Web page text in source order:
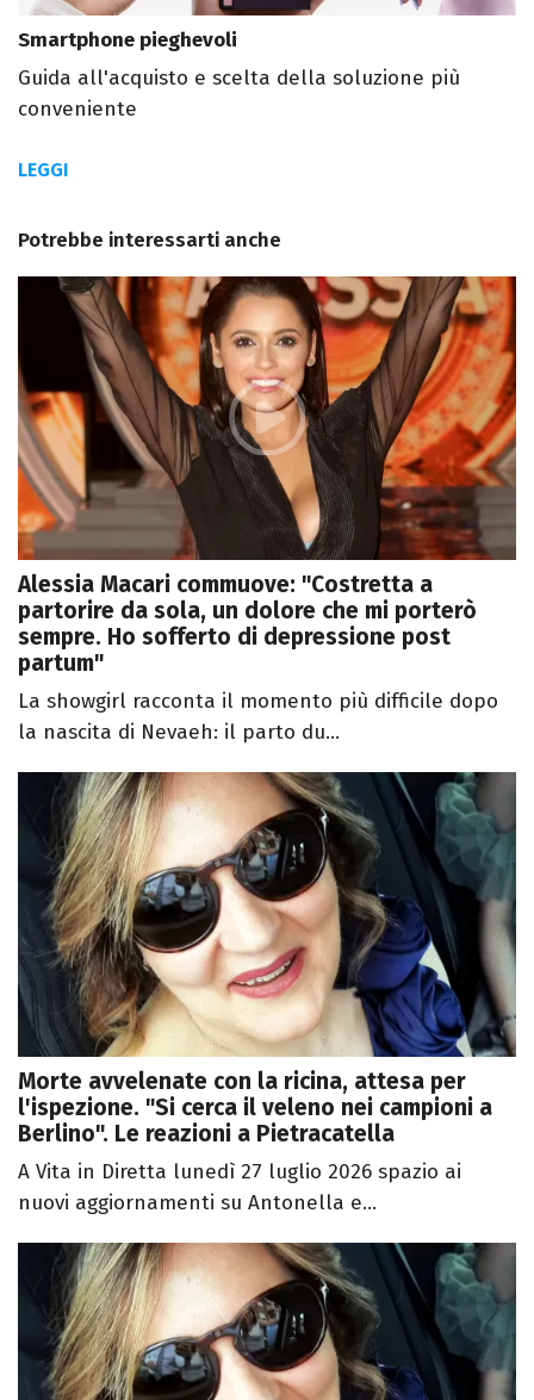
Smartphone pieghevoli
Guida all'acquisto e scelta della soluzione più
conveniente
LEGGI
Potrebbe interessarti anche
Alessia Macari commuove: "Costretta a
partorire da sola, un dolore che mi porterò
sempre. Ho sofferto di depressione post
partum"
La showgirl racconta il momento più difficile dopo
la nascita di Nevaeh: il parto du...
Morte avvelenate con la ricina, attesa per
l'ispezione. "Si cerca il veleno nei campioni a
Berlino". Le reazioni a Pietracatella
A Vita in Diretta lunedì 27 luglio 2026 spazio ai
nuovi aggiornamenti su Antonella e...